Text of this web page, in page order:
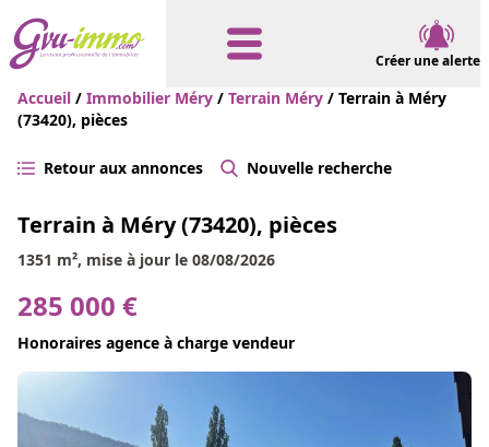
Créer une alerte
Accueil / Immobilier Méry / Terrain Méry / Terrain à Méry
(73420), pièces
Retour aux annonces Nouvelle recherche
Terrain à Méry (73420), pièces
1351 m², mise à jour le 08/08/2026
285 000 €
Honoraires agence à charge vendeur